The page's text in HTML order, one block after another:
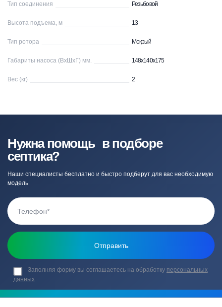
Тип соединения Резьбовой
Высота подъема, м 13
Тип ротора Мокрый
Габариты насоса (ВхШхГ) мм. 148x140x175
Вес (кг) 2
Нужна помощь в подборе
септика?
Наши специалисты бесплатно и быстро подберут для вас необходимую
модель
Заполняя форму вы соглашаетесь на обработку персональных
данных